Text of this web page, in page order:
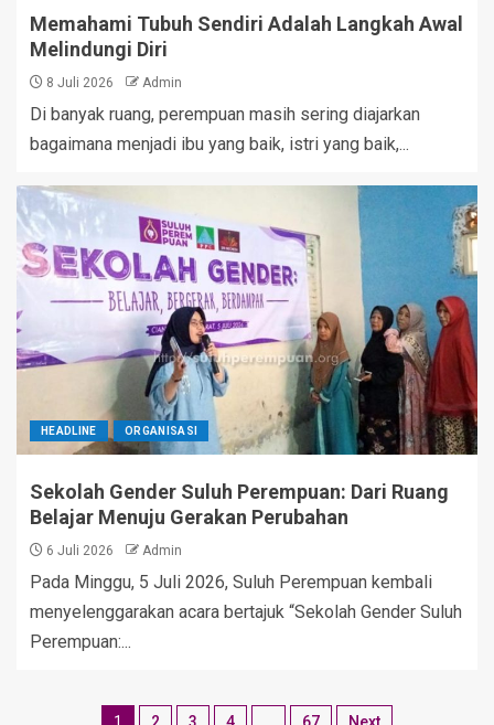
Memahami Tubuh Sendiri Adalah Langkah Awal
Melindungi Diri
8 Juli 2026 Admin
Di banyak ruang, perempuan masih sering diajarkan
bagaimana menjadi ibu yang baik, istri yang baik,...
HEADLINE ORGANISASI
Sekolah Gender Suluh Perempuan: Dari Ruang
Belajar Menuju Gerakan Perubahan
6 Juli 2026 Admin
Pada Minggu, 5 Juli 2026, Suluh Perempuan kembali
menyelenggarakan acara bertajuk “Sekolah Gender Suluh
Perempuan:...
1 2 3 4 67 Next